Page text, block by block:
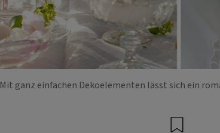
Mit ganz einfachen Dekoelementen lässt sich ein